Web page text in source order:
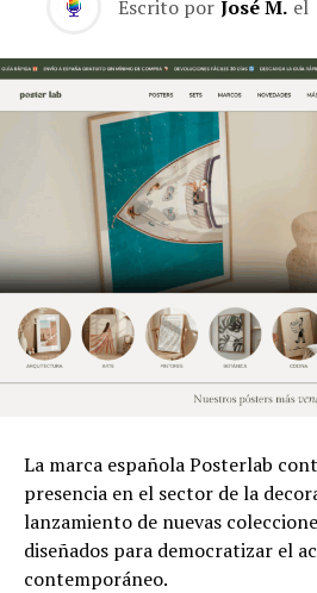
Escrito por José M. el
La marca española Posterlab
presencia en el sector de la
lanzamiento de nuevas
diseñados para democratizar el
contemporáneo.